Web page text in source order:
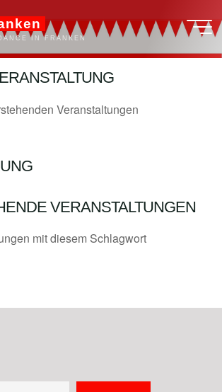
IN FRANKEN
Veranstaltungen
VERANSTALTUNGEN
mit diesem Schlagwort